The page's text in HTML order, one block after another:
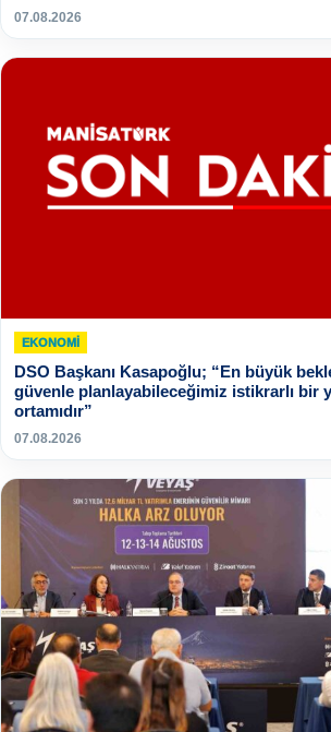
07.08.2026
EKONOMI
DSO Başkanı Kasapoğlu; “En büyük
güvenle planlayabileceğimiz istikrarlı bir
ortamıdır”
07.08.2026